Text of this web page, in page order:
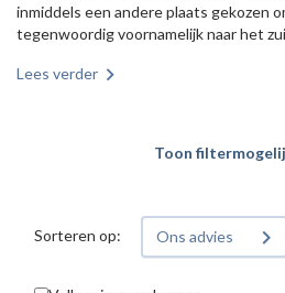
inmiddels een andere plaats gekozen
tegenwoordig voornamelijk naar het
Lees verder
Toon
Sorteren op: Ons advies